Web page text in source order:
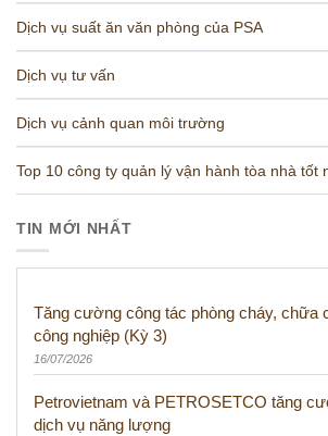
Dịch vụ suất ăn văn phòng của PSA
Dịch vụ tư vấn
Dịch vụ cảnh quan môi trường
Top 10 công ty quản lý vận hành tòa nhà tốt
TIN MỚI NHẤT
Tăng cường công tác phòng cháy, chữa
công nghiệp (Kỳ 3)
16/07/2026
Petrovietnam và PETROSETCO tăng
dịch vụ năng lượng